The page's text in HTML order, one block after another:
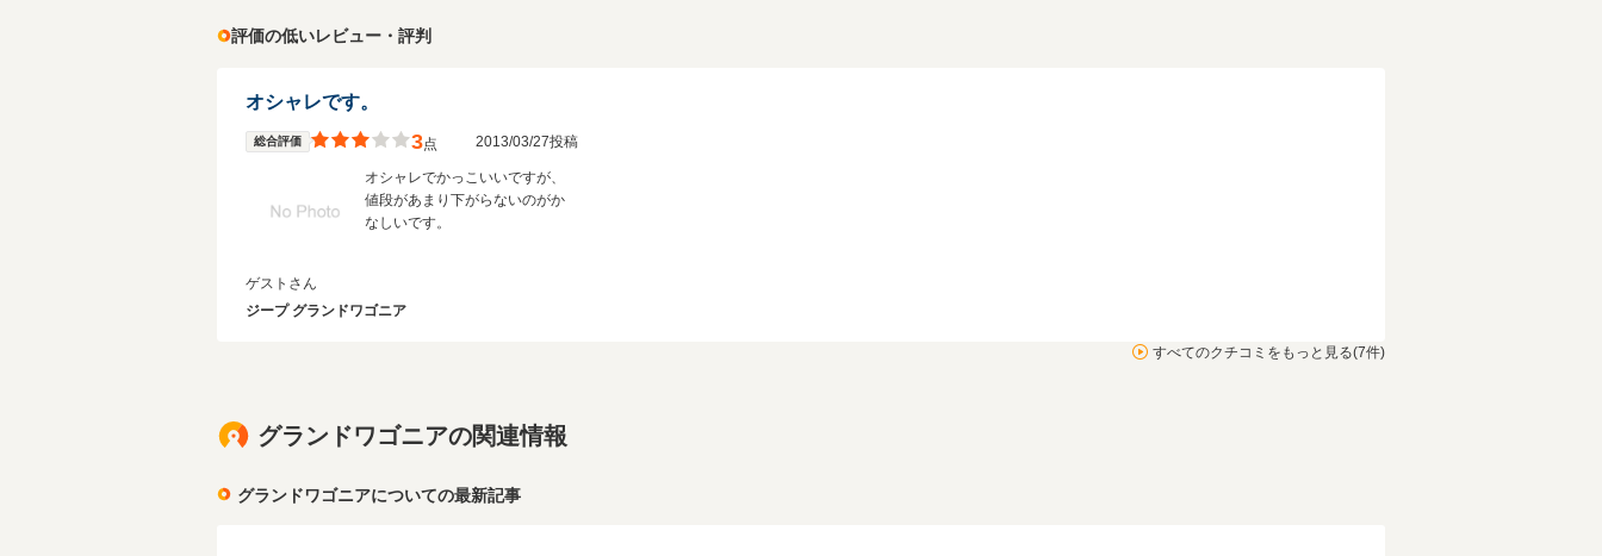
評価の低いレビュー・評判
オシャレです。
総合評価 3点 2013/03/27投稿
オシャレでかっこいいですが、
値段があまり下がらないのがか
なしいです。
ゲストさん
ジープ グランドワゴニア
すべてのクチコミをもっと見る(7件)
グランドワゴニアの関連情報
グランドワゴニアについての最新記事